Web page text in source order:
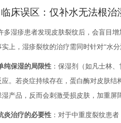
临床误区：仅补水无法根治
多湿疹患者发现皮肤裂纹后，会盲目
实上，湿疹裂纹的治疗需同时针对“水
纯保湿的局限性 ：保湿剂（如凡士林
应。若炎症持续存在，蛋白酶对皮肤
湿产品，反而会刺激受损皮肤，加重屏
炎治疗的必要性 ：对于中重度裂纹患